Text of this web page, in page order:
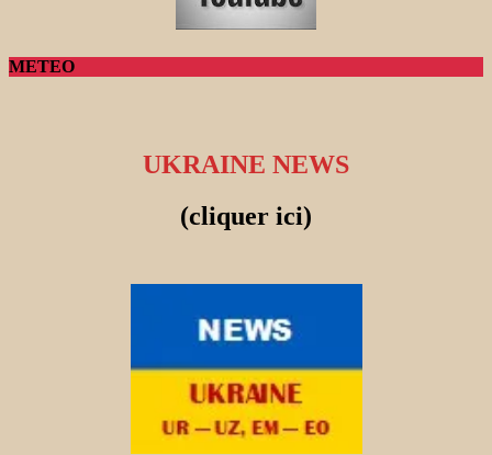
METEO
UKRAINE NEWS
(cliquer ici)